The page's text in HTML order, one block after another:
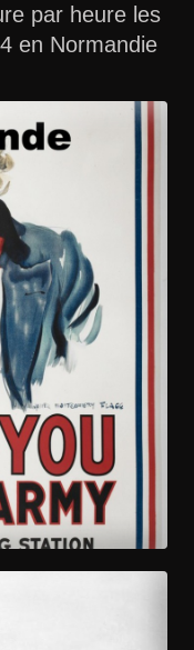
par heure les
en Normandie